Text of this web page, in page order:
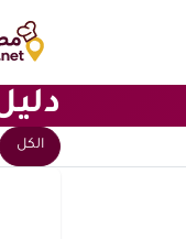
ابحث
الكل
ترتيب